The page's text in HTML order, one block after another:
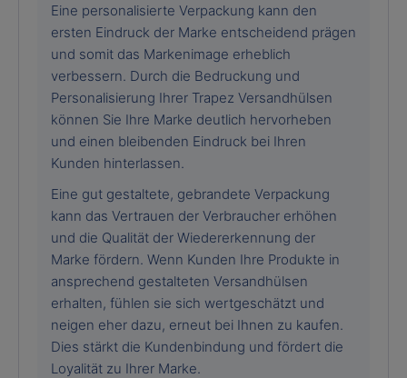
Eine personalisierte Verpackung kann den
ersten Eindruck der Marke entscheidend prägen
und somit das Markenimage erheblich
verbessern. Durch die Bedruckung und
Personalisierung Ihrer Trapez Versandhülsen
können Sie Ihre Marke deutlich hervorheben
und einen bleibenden Eindruck bei Ihren
Kunden hinterlassen.
Eine gut gestaltete, gebrandete Verpackung
kann das Vertrauen der Verbraucher erhöhen
und die Qualität der Wiedererkennung der
Marke fördern. Wenn Kunden Ihre Produkte in
ansprechend gestalteten Versandhülsen
erhalten, fühlen sie sich wertgeschätzt und
neigen eher dazu, erneut bei Ihnen zu kaufen.
Dies stärkt die Kundenbindung und fördert die
Loyalität zu Ihrer Marke.